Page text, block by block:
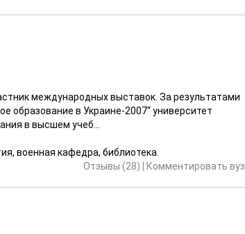
международных выставок. За результатами
образование в Украине-2007“ университет
в высшем учеб...
военная кафедра, библиотека.
Отзывы (28)
Комментировать вуз